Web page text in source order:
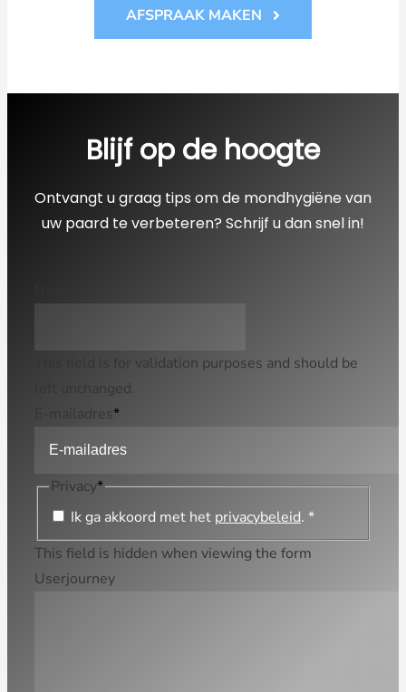
AFSPRAAK MAKEN
Blijf op de hoogte
Ontvangt u graag tips om de mondhygiëne van
uw paard te verbeteren? Schrijf u dan snel in!
This field is for validation purposes and should be
left unchanged.
E-mailadres*
Privacy*
Ik ga akkoord met het privacybeleid. *
This field is hidden when viewing the form
Userjourney